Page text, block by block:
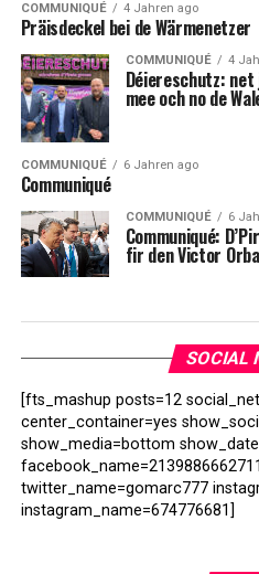
COMMUNIQUÉ 4 Jahren ago
Präisdeckel bei de Wärmenetzer
COMMUNIQUÉ 4
Déiereschutz: net
mee och no de
COMMUNIQUÉ 6 Jahren ago
Communiqué
COMMUNIQUÉ 6
Communiqué:
fir den Victor
SOCIAL
[fts_mashup posts=12
center_container=yes
show_media=bottom
twitter_name=gomarc777
instagram_name=674776681]